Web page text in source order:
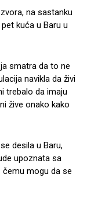
na sastanku
kuća u Baru u
smatra da to ne
navikla da živi
trebalo da imaju
žive onako kako
desila u Baru,
upoznata sa
mogu da se